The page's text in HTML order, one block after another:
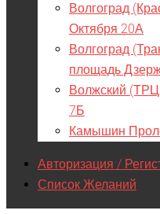
Волгоград
Октября 20А
Волгоград
площадь
Волжский
7Б
Камышин
Авторизация /
Список Желаний